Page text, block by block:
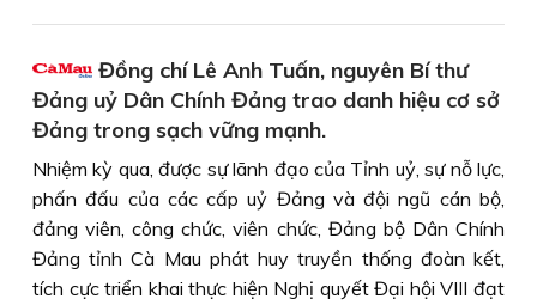
Đồng chí Lê Anh Tuấn, nguyên Bí thư
Đảng uỷ Dân Chính Đảng trao danh hiệu cơ sở
Đảng trong sạch vững mạnh.
Nhiệm kỳ qua, được sự lãnh đạo của Tỉnh uỷ, sự nỗ lực,
phấn đấu của các cấp uỷ Đảng và đội ngũ cán bộ,
đảng viên, công chức, viên chức, Đảng bộ Dân Chính
Đảng tỉnh Cà Mau phát huy truyền thống đoàn kết,
tích cực triển khai thực hiện Nghị quyết Đại hội VIII đạt